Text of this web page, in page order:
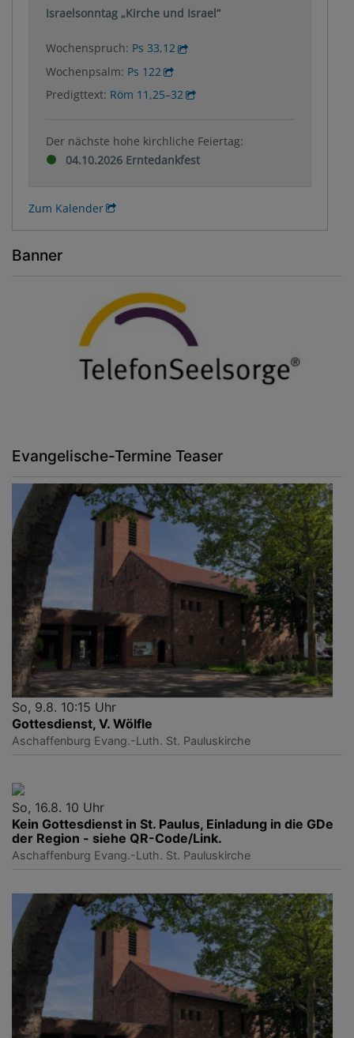
Israelsonntag „Kirche und Israel“
Wochenspruch: Ps 33,12
Wochenpsalm: Ps 122
Predigttext: Röm 11,25–32
Der nächste hohe kirchliche Feiertag:
04.10.2026 Erntedankfest
Zum Kalender
Banner
Evangelische-Termine Teaser
So, 9.8. 10:15 Uhr
Gottesdienst, V. Wölfle
Aschaffenburg Evang.-Luth. St. Pauluskirche
So, 16.8. 10 Uhr
Kein Gottesdienst in St. Paulus, Einladung in die GDe
der Region - siehe QR-Code/Link.
Aschaffenburg Evang.-Luth. St. Pauluskirche